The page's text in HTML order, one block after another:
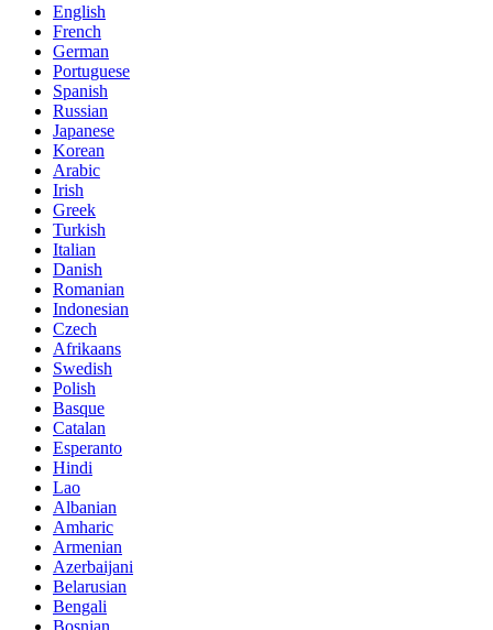
English
French
German
Portuguese
Spanish
Russian
Japanese
Korean
Arabic
Irish
Greek
Turkish
Italian
Danish
Romanian
Indonesian
Czech
Afrikaans
Swedish
Polish
Basque
Catalan
Esperanto
Hindi
Lao
Albanian
Amharic
Armenian
Azerbaijani
Belarusian
Bengali
Bosnian